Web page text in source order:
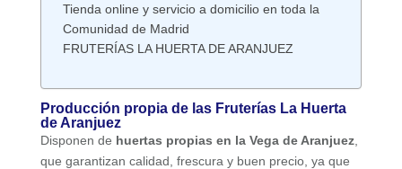
Tienda online y servicio a domicilio en toda la
Comunidad de Madrid
FRUTERÍAS LA HUERTA DE ARANJUEZ
Producción propia de las Fruterías La Huerta
de Aranjuez
Disponen de huertas propias en la Vega de Aranjuez,
que garantizan calidad, frescura y buen precio, ya que